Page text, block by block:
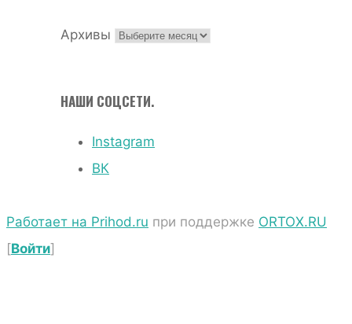
Архивы
НАШИ СОЦСЕТИ.
Instagram
ВК
Работает на Prihod.ru при поддержке ORTOX.RU
[Войти]